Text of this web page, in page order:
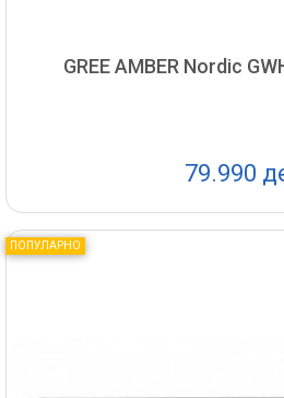
GREE AMBER Nordic
79.990
ПОПУЛАРНО